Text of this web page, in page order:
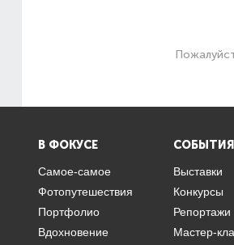
В ФОКУСЕ
Самое-самое
Фотопутешествия
Портфолио
Вдохновение
СОБЫТИЯ
Выставки
Конкурсы
Репортажи
Мастер-